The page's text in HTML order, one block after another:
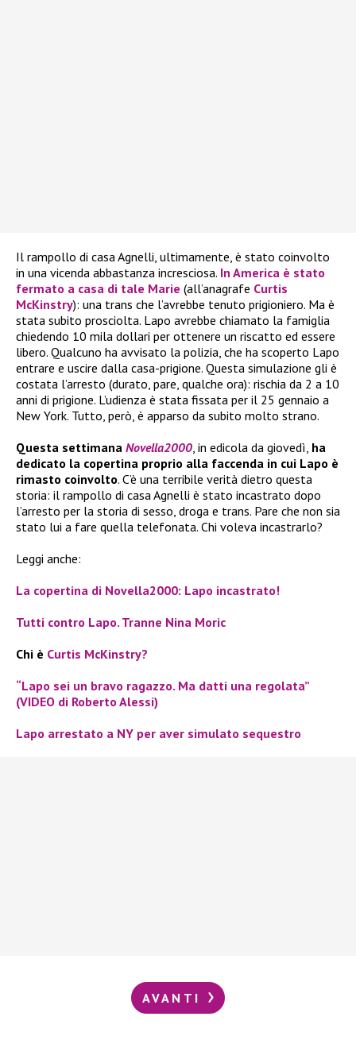
Il rampollo di casa Agnelli, ultimamente, è stato coinvolto
in una vicenda abbastanza incresciosa. In America è stato
fermato a casa di tale Marie (all’anagrafe Curtis
McKinstry): una trans che l’avrebbe tenuto prigioniero. Ma è
stata subito prosciolta. Lapo avrebbe chiamato la famiglia
chiedendo 10 mila dollari per ottenere un riscatto ed essere
libero. Qualcuno ha avvisato la polizia, che ha scoperto Lapo
entrare e uscire dalla casa-prigione. Questa simulazione gli è
costata l’arresto (durato, pare, qualche ora): rischia da 2 a 10
anni di prigione. L’udienza è stata fissata per il 25 gennaio a
New York. Tutto, però, è apparso da subito molto strano.
Questa settimana Novella2000 , in edicola da giovedì, ha
dedicato la copertina proprio alla faccenda in cui Lapo è
rimasto coinvolto. C’è una terribile verità dietro questa
storia: il rampollo di casa Agnelli è stato incastrato dopo
l’arresto per la storia di sesso, droga e trans. Pare che non sia
stato lui a fare quella telefonata. Chi voleva incastrarlo?
Leggi anche:
La copertina di Novella2000: Lapo incastrato!
Tutti contro Lapo. Tranne Nina Moric
Chi è Curtis McKinstry?
“Lapo sei un bravo ragazzo. Ma datti una regolata”
(VIDEO di Roberto Alessi)
Lapo arrestato a NY per aver simulato sequestro
AVANTI